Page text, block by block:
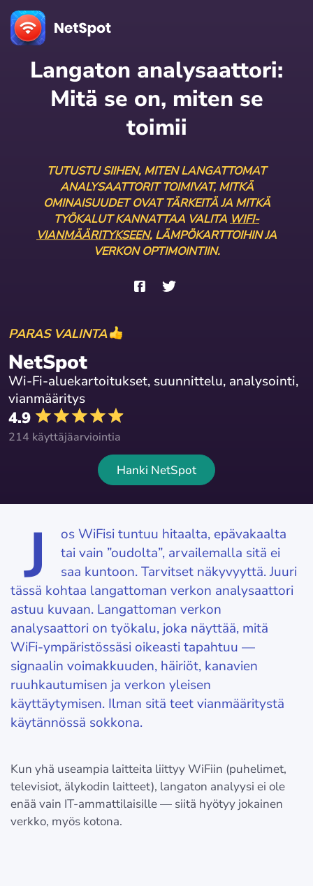
Langaton analysaattori:
Mitä se on, miten se
toimii
TUTUSTU SIIHEN, MITEN LANGATTOMAT
ANALYSAATTORIT TOIMIVAT, MITKÄ
OMINAISUUDET OVAT TÄRKEITÄ JA MITKÄ
TYÖKALUT KANNATTAA VALITA WIFI-
VIANMÄÄRITYKSEEN, LÄMPÖKARTTOIHIN JA
VERKON OPTIMOINTIIN.
PARAS VALINTA
NetSpot
Wi-Fi-aluekartoitukset, suunnittelu, analysointi,
vianmääritys
4.9
214 käyttäjäarviointia
Hanki NetSpot
J
os WiFisi tuntuu hitaalta, epävakaalta
tai vain ”oudolta”, arvailemalla sitä ei
saa kuntoon. Tarvitset näkyvyyttä. Juuri
tässä kohtaa langattoman verkon analysaattori
astuu kuvaan. Langattoman verkon
analysaattori on työkalu, joka näyttää, mitä
WiFi-ympäristössäsi oikeasti tapahtuu —
signaalin voimakkuuden, häiriöt, kanavien
ruuhkautumisen ja verkon yleisen
käyttäytymisen. Ilman sitä teet vianmääritystä
käytännössä sokkona.
Kun yhä useampia laitteita liittyy WiFiin (puhelimet,
televisiot, älykodin laitteet), langaton analyysi ei ole
enää vain IT-ammattilaisille — siitä hyötyy jokainen
verkko, myös kotona.